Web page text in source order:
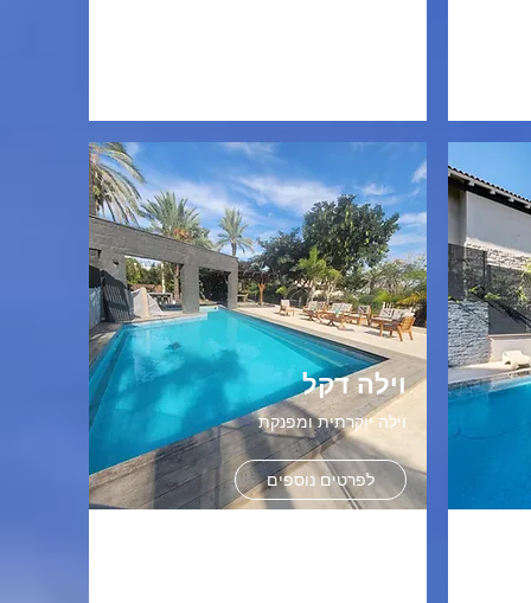
וילה דקל
וילה יוקרתית ומפנקת
לפרטים נוספים